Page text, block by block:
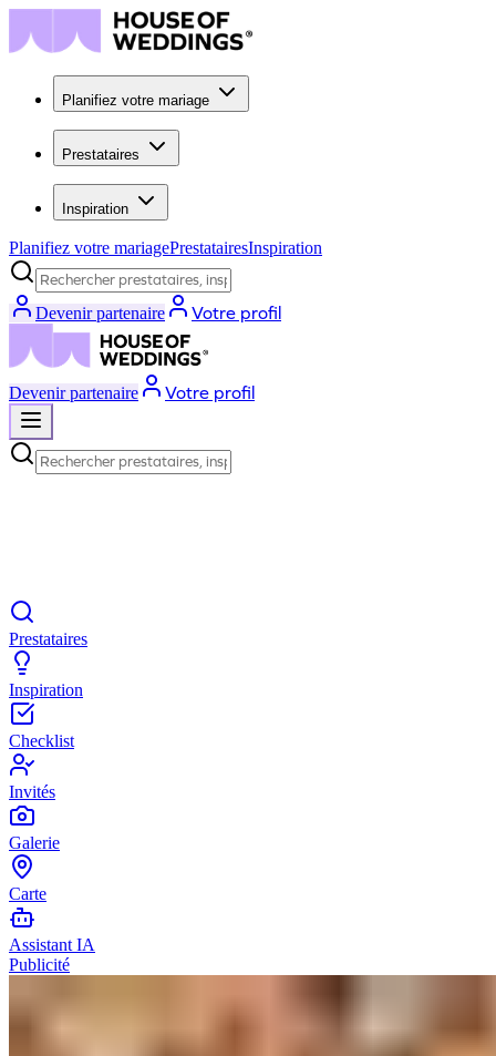
Planifiez votre mariage
Prestataires
Inspiration
Planifiez votre mariagePrestatairesInspiration
Rechercher prestataires, inspiration...
Devenir partenaire Votre profil
Devenir partenaire Votre profil
Rechercher prestataires, inspiration...
Prestataires
Inspiration
Checklist
Invités
Galerie
Carte
Assistant IA
Publicité